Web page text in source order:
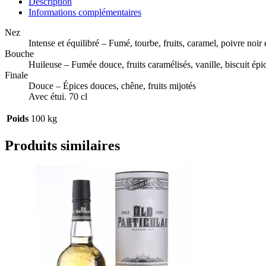
Informations complémentaires
Nez
Intense et équilibré – Fumé, tourbe, fruits, caramel, poivre noir
Bouche
Huileuse – Fumée douce, fruits caramélisés, vanille, biscuit
Finale
Douce – Épices douces, chêne, fruits mijotés
Avec étui. 70 cl
Poids 100 kg
Produits similaires